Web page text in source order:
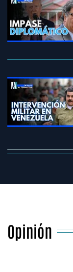
Opinión